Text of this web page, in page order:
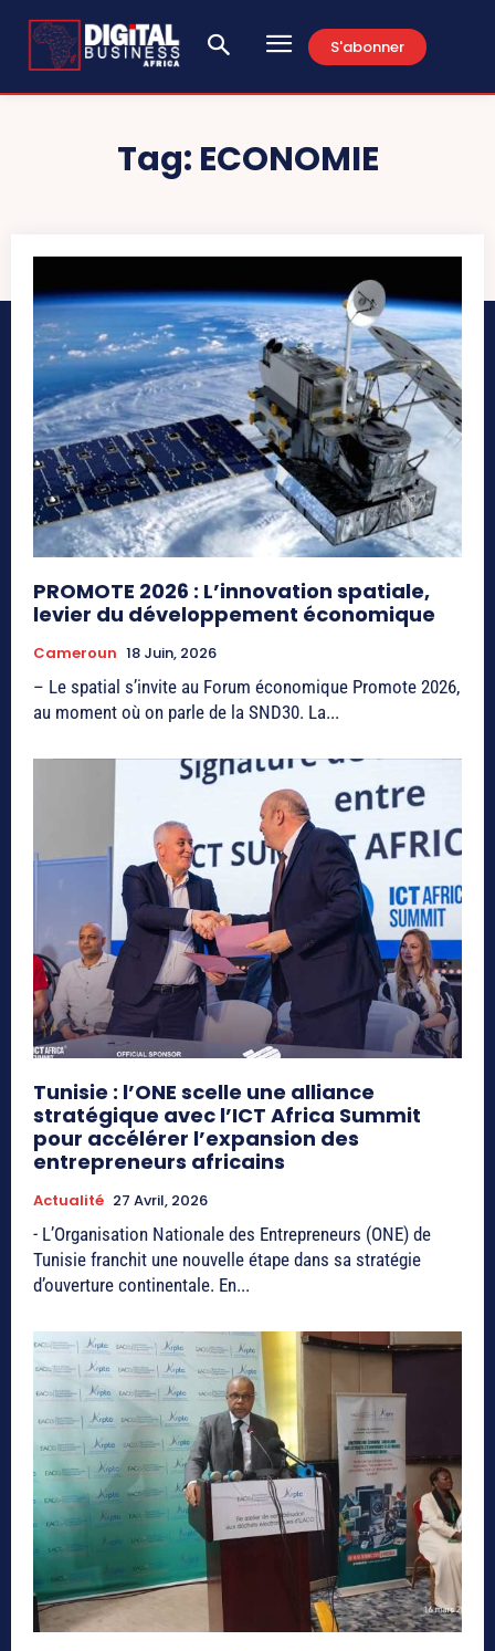
S'abonner
Tag: ECONOMIE
PROMOTE 2026 : L’innovation spatiale,
levier du développement économique
Cameroun 18 Juin, 2026
– Le spatial s’invite au Forum économique Promote 2026,
au moment où on parle de la SND30. La...
Tunisie : l’ONE scelle une alliance
stratégique avec l’ICT Africa Summit
pour accélérer l’expansion des
entrepreneurs africains
Actualité 27 Avril, 2026
- L’Organisation Nationale des Entrepreneurs (ONE) de
Tunisie franchit une nouvelle étape dans sa stratégie
d’ouverture continentale. En...